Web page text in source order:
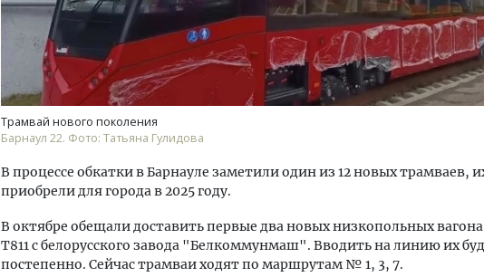
Трамвай нового поколения
Барнаул 22. Фото: Татьяна Гулидова
В процессе обкатки в Барнауле заметили один из 12 новых трамваев,
приобрели для города в 2025 году.
В октябре обещали доставить первые два новых низкопольных
Т811 с белорусского завода "Белкоммунмаш". Вводить на линию их
постепенно. Сейчас трамваи ходят по маршрутам № 1, 3, 7.
Смелость архитектурных идей.
Генеральный директор компании
ЗИАС — об эстетике городов,
СТРОИТЕЛЬСТВО
Ищем новые берега.
«Жилищной
Гатилов — о том, как